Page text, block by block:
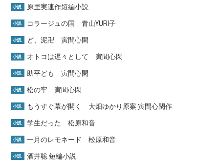
小説 原里実連作短編小説
小説 コラージュの国 青山YURI子
小説 ど、泥卍 寅間心閑
小説 オトコは遅々として 寅間心閑
小説 助平ども 寅間心閑
小説 松の牢 寅間心閑
小説 もうすぐ幕が開く 大畑ゆかり原案 寅間心閑作
小説 学生だった 松原和音
小説 一月のレモネード 松原和音
小説 酒井聡 短編小説